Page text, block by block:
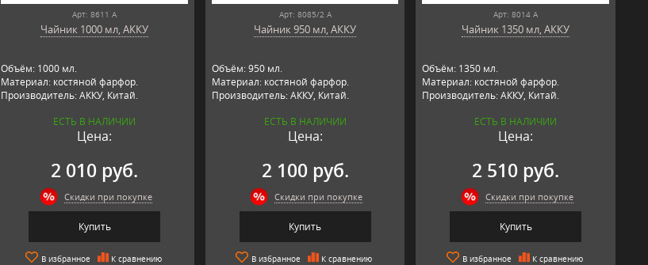
Арт: 8611 А
Чайник 1000 мл, АККУ
Объём: 1000 мл.
Материал: костяной фарфор.
Производитель: АККУ, Китай.
ЕСТЬ В НАЛИЧИИ
Цена:
2 010 руб.
Скидки при покупке
Купить
В избранное К сравнению
Арт: 8085/2 А
Чайник 950 мл, АККУ
Объём: 950 мл.
Материал: костяной фарфор.
Производитель: АККУ, Китай.
ЕСТЬ В НАЛИЧИИ
Цена:
2 100 руб.
Скидки при покупке
Купить
В избранное К сравнению
Арт: 8014 А
Чайник 1350 мл, АККУ
Объём: 1350 мл.
Материал: костяной фарфор.
Производитель: АККУ, Китай.
ЕСТЬ В НАЛИЧИИ
Цена:
2 510 руб.
Скидки при покупке
Купить
В избранное К сравнению